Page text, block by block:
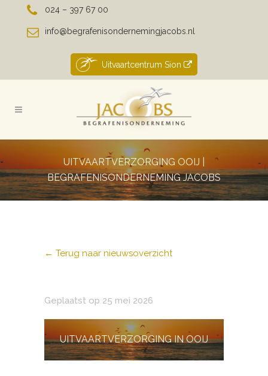
024 – 397 67 00
info@begrafenisondernemingjacobs.nl
Uitvaartcentrum Sion
UITVAARTVERZORGING OOIJ |
BEGRAFENISONDERNEMING JACOBS
← Terug naar nieuwsoverzicht
Geplaatst op 25 mei 2026
UITVAARTVERZORGING IN OOIJ